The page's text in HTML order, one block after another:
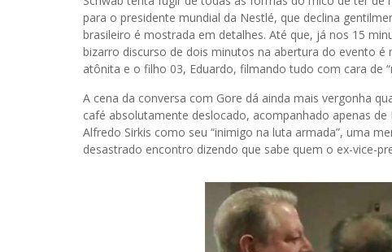
para o presidente mundial da Nestlé, que declina
brasileiro é mostrada em detalhes. Até que, já nos 15
bizarro discurso de dois minutos na abertura do evento
atônita e o filho 03, Eduardo, filmando tudo com cara de
A cena da conversa com Gore dá ainda mais vergonha
café absolutamente deslocado, acompanhado apenas
Alfredo Sirkis como seu “inimigo na luta armada”, uma
desastrado encontro dizendo que sabe quem o ex-vice-